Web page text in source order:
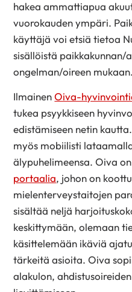
hakea ammattiapua
vuorokauden ympäri.
käyttäjä voi etsiä tietoa
sisällöistä paikkakunnan/
ongelman/oireen mukaan.
IlmainenOiva-
tukea psyykkiseen
edistämiseen netin
myös mobiilisti
älypuhelimeensa. Oiva
portaalia, johon on
mielenterveystaitojen
sisältää neljä
keskittymään, olemaan
käsittelemään ikäviä
tärkeitä asioita. Oiva
alakulon,